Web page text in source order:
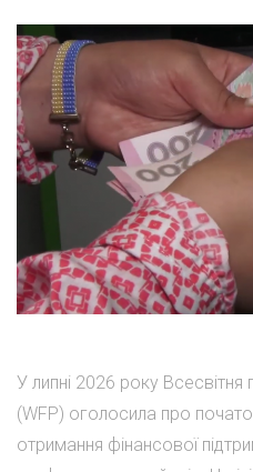
У липні 2026 року
(WFP) оголосила про
отримання фінансової